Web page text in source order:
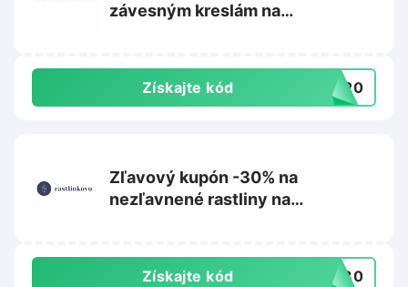
závesným kreslám na
Získajte kód US20
Zľavový kupón -30% na
nezľavnené rastliny na
Získajte kód aj30